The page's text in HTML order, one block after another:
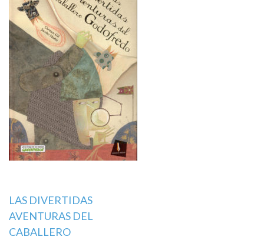
Navegación
de
LAS DIVERTIDAS
AVENTURAS DEL
CABALLERO